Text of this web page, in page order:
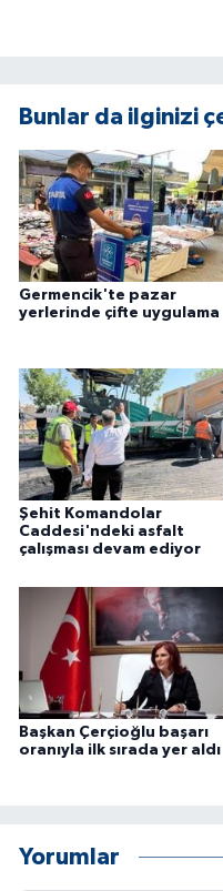
Bunlar da ilginizi
Germencik'te pazar
yerlerinde çifte uygulama
Şehit Komandolar
Caddesi'ndeki asfalt
çalışması devam ediyor
Başkan Çerçioğlu başarı
oranıyla ilk sırada yer aldı
Yorumlar